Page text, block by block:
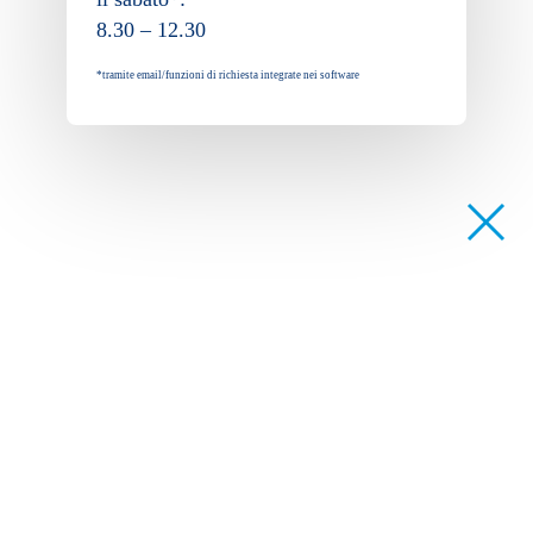
8.30 – 12.30
*tramite email/funzioni di richiesta integrate nei software